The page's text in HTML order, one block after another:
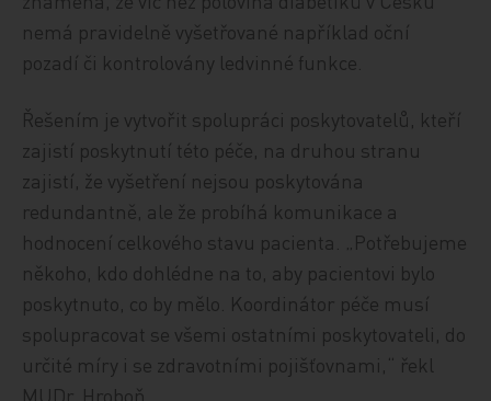
nemá pravidelně vyšetřované například oční
pozadí či kontrolovány ledvinné funkce.
Řešením je vytvořit spolupráci poskytovatelů, kteří
zajistí poskytnutí této péče, na druhou stranu
zajistí, že vyšetření nejsou poskytována
redundantně, ale že probíhá komunikace a
hodnocení celkového stavu pacienta. „Potřebujeme
někoho, kdo dohlédne na to, aby pacientovi bylo
poskytnuto, co by mělo. Koordinátor péče musí
spolupracovat se všemi ostatními poskytovateli, do
určité míry i se zdravotními pojišťovnami,“ řekl
MUDr. Hroboň.